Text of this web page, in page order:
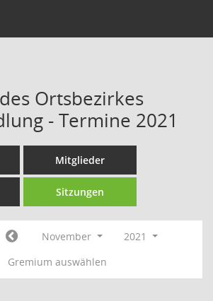
Ortsbezirkes
- Termine 2021
Mitglieder
Sitzungen
November
2021
Gremium auswählen